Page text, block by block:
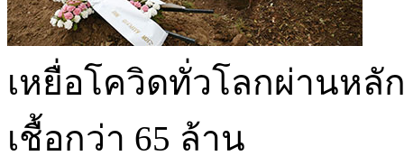
เหยื่อโควิดทั่วโลกผ่านหลั
เชื้อกว่า 65 ล้าน